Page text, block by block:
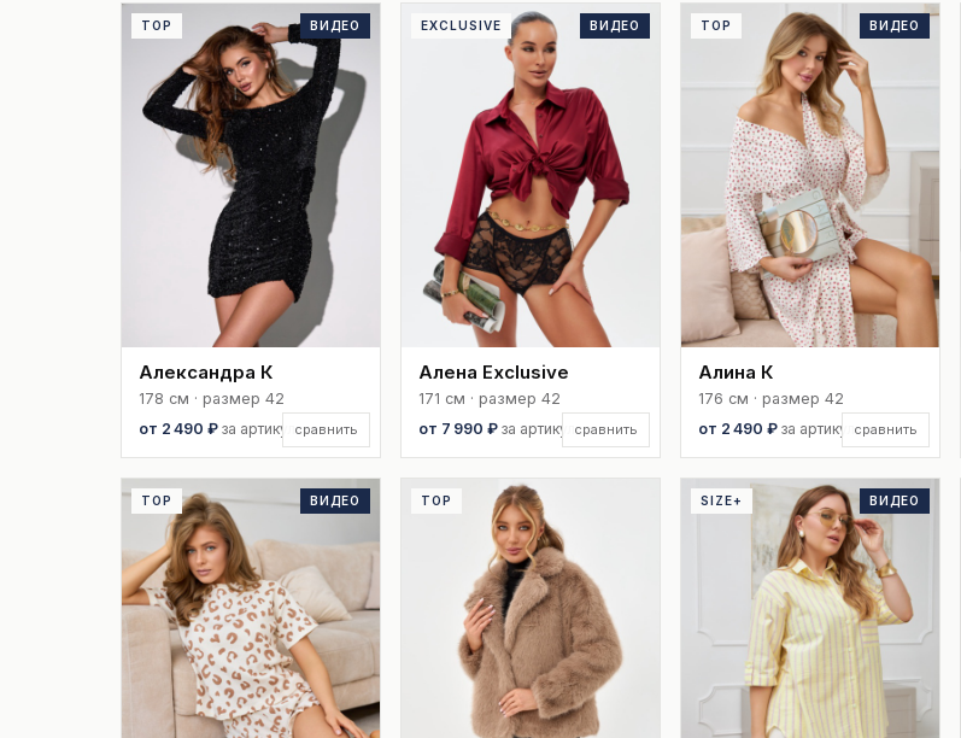
сравнить
TOP ВИДЕО
Александра К
178 см · размер 42
от 2 490 ₽ за артикул сравнить
EXCLUSIVE ВИДЕО
Алена Exclusive
171 см · размер 42
от 7 990 ₽ за артикул сравнить
TOP ВИДЕО
Алина К
176 см · размер 42
от 2 490 ₽ за артикул
TOP ВИДЕО TOP SIZE+ ВИДЕО